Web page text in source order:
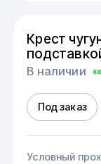
Крест
В наличии
Под заказ
Условный